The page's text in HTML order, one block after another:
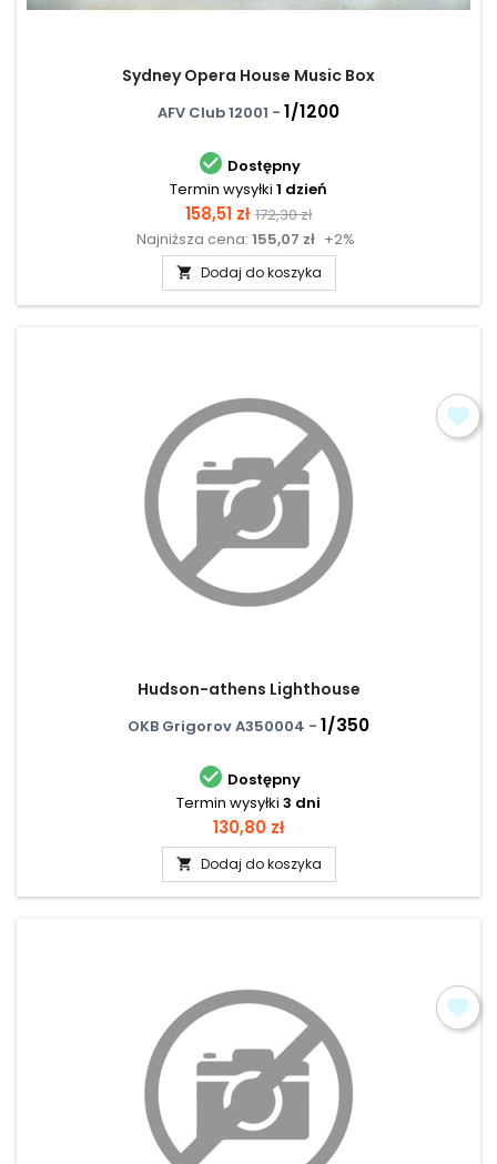
Sydney Opera House Music Box
AFV Club 12001 - 1/1200
 Dostępny
Termin wysyłki 1 dzień
Cena
158,51 zł Cena
podstawowa
172,30 zł
Najniższa cena: 155,07 zł +2%
 Dodaj do koszyka
Hudson-athens Lighthouse
OKB Grigorov A350004 - 1/350
 Dostępny
Termin wysyłki 3 dni
Cena
130,80 zł
 Dodaj do koszyka